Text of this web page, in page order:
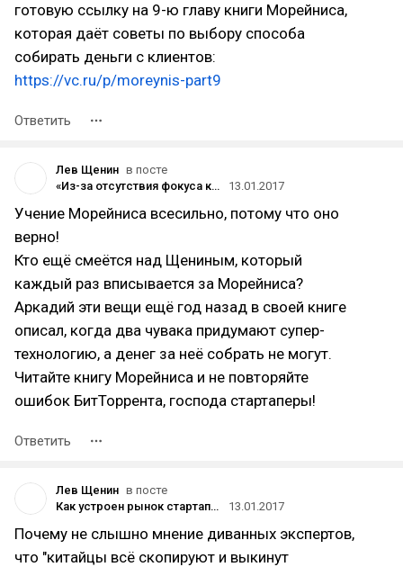
готовую ссылку на 9-ю главу книги Морейниса,
которая даёт советы по выбору способа
собирать деньги с клиентов:
https://vc.ru/p/moreynis-part9
Ответить
Лев Щенин в посте
«Из-за отсутствия фокуса компания оказалась в безвыходном положении»
13.01.2017
Учение Морейниса всесильно, потому что оно
верно!
Кто ещё смеётся над Щениным, который
каждый раз вписывается за Морейниса?
Аркадий эти вещи ещё год назад в своей книге
описал, когда два чувака придумают супер-
технологию, а денег за неё собрать не могут.
Читайте книгу Морейниса и не повторяйте
ошибок БитТоррента, господа стартаперы!
Ответить
Лев Щенин в посте
Как устроен рынок стартапов и инвестиций в Китае
13.01.2017
Почему не слышно мнение диванных экспертов,
что "китайцы всё скопируют и выкинут